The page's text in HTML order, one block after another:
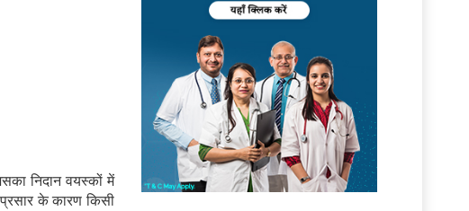
निदान वयस्कों में
के कारण किसी